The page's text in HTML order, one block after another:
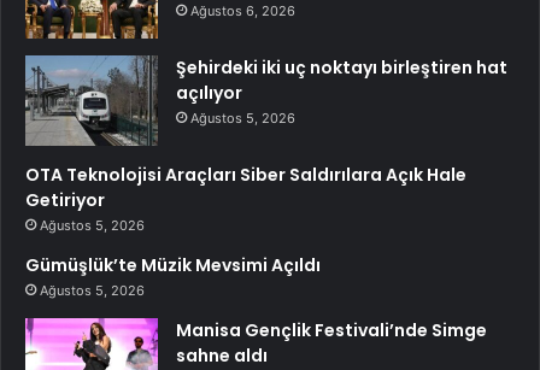
Ağustos 6, 2026
Şehirdeki iki uç noktayı birleştiren hat
açılıyor
Ağustos 5, 2026
OTA Teknolojisi Araçları Siber Saldırılara Açık Hale
Getiriyor
Ağustos 5, 2026
Gümüşlük’te Müzik Mevsimi Açıldı
Ağustos 5, 2026
Manisa Gençlik Festivali’nde Simge
sahne aldı